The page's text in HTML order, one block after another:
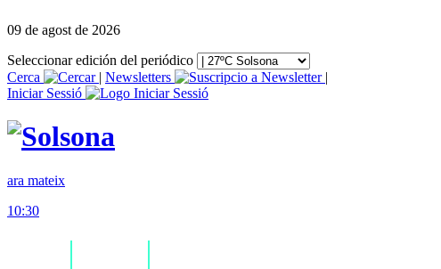
09 de agost de 2026
Seleccionar edición del periódico
Cerca
| Newsletters
|
Iniciar Sessió
ara mateix
10:30